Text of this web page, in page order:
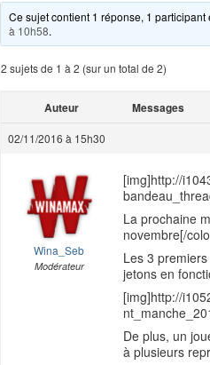
Ce sujet contient 1 réponse, 1
à 10h58.
2 sujets de 1 à 2 (sur un total de 2)
Auteur Messages
02/11/2016 à 15h30
Wina_Seb
Modérateur
[img]http://
La prochaine
novembre[/
Les 3
jetons en
[img]http://
De plus, un
à plusieurs